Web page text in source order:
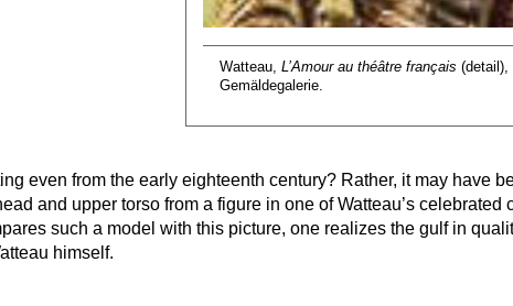
Watteau, L’Amour au théâtre français (detail),
Gemäldegalerie.
even from the early eighteenth century? Rather, it may have
and upper torso from a figure in one of Watteau’s celebrated
such a model with this picture, one realizes the gulf in
himself.